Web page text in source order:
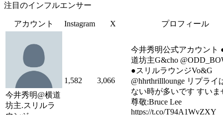
注目のインフルエンサー
アカウント Instagram X プロフィール
今井秀明@横道
坊主.スリルラ
1,582 3,066
今井秀明公式アカウント
道坊主G&cho
●スリルラウンジVo&G
@hhrthrilllounge リプライ
ない時が多いです すいま
尊敬:Bruce Lee
https://t.co/T94A1WvZXY